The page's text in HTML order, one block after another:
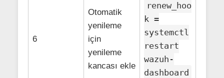
6
Otomatik
yenileme
için
yenileme
kancası ekle
renew_hoo
k =
systemctl
restart
wazuh-
dashboard